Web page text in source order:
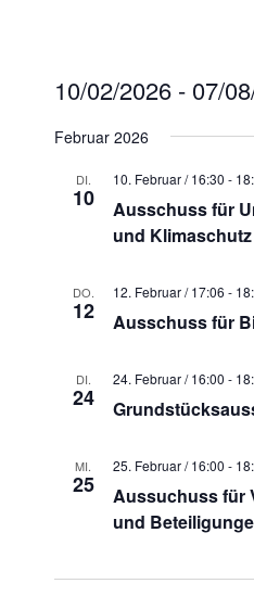
10/02/2026 - 07/
eFebruar 2026
DI.
10
10. Februar / 16:30 -
Ausschuss für
und Klimaschutz
DO.
12
12. Februar / 17:06 -
Ausschuss für
DI.
24
24. Februar / 16:00 -
MI.
25
25. Februar / 16:00 -
Aussuchuss für
und